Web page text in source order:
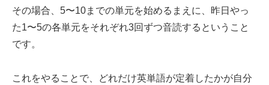
その場合、5〜10までの単元を始めるまえに、昨日やっ
た1〜5の各単元をそれぞれ3回ずつ音読するということ
です。
これをやることで、どれだけ英単語が定着したかが自分